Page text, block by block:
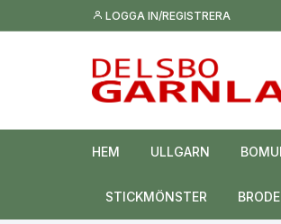
till
LOGGA IN/REGISTRERA
HEM ULLGARN
STICKMÖNSTER